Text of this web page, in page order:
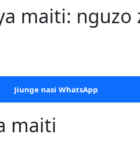
maiti: nguzo
Jiunge nasi WhatsApp
maiti